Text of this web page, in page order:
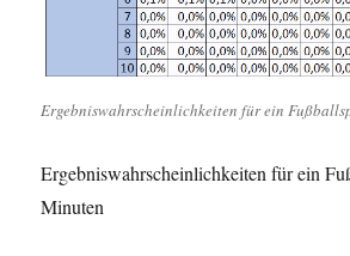
Ergebniswahrscheinlichkeiten für ein
Ergebniswahrscheinlichkeiten für ein
Minuten